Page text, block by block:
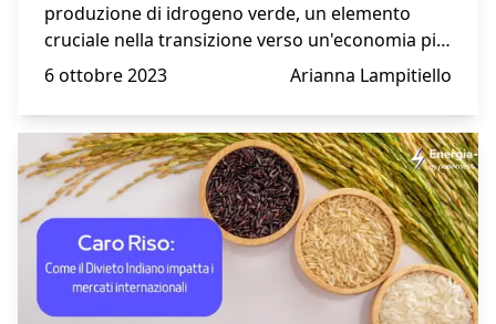
produzione di idrogeno verde, un elemento
cruciale nella transizione verso un'economia più
sostenibile. Ne è l’esempio la Banca per
l’idrogeno, uno strumento ideato dall’ Unione
Europea per finanziare la realizzazione di
investimenti volti alla produzione di idrogeno.
6 ottobre 2023 Arianna Lampitiello